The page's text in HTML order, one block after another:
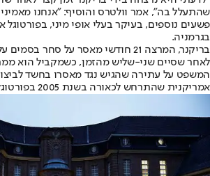
שהתעלל בה", אמר וולטרס והוסיף: "אנחנו
פשעים נוספים, בעיקר בעלי אופי מיני, בפורטוגל
בגרמניה.
בריקנר, המרצה 21 חודשי מאסר על סחר
לאחר שסיים שני-שליש מהזמן, כשמקביל הוא
המשפט על עתירה שהגיש נגד מאסרו בחשד
אמריקנית שהתרחש לכאורה בשנת 2005 בפורטוגל.